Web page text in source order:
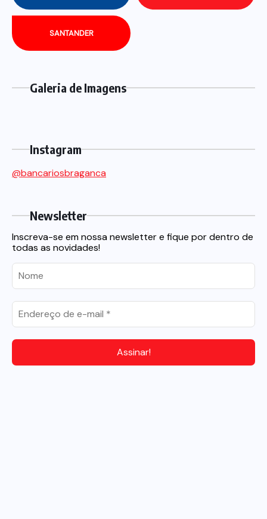
SANTANDER
Galeria de Imagens
Instagram
@bancariosbraganca
Newsletter
Inscreva-se em nossa newsletter e fique por dentro de
todas as novidades!